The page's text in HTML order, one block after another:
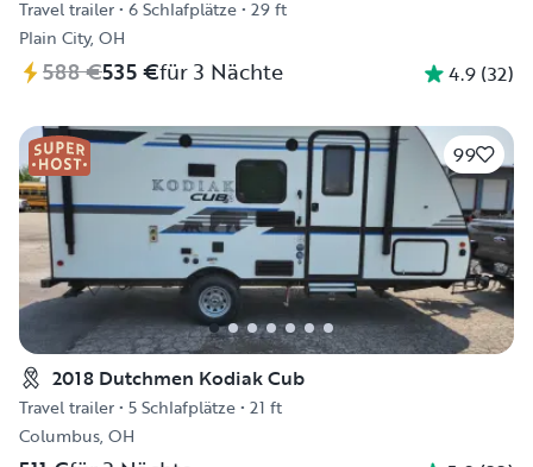
Travel trailer• 6 Schlafplätze• 29 ft
Plain City, OH
588 €535 €für 3 Nächte 4.9 (32)
99
2018 Dutchmen Kodiak Cub
Travel trailer• 5 Schlafplätze• 21 ft
Columbus, OH